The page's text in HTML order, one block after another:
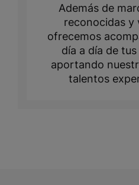
Además de
reconocidas y
ofrecemos
día a día de
aportando
talentos